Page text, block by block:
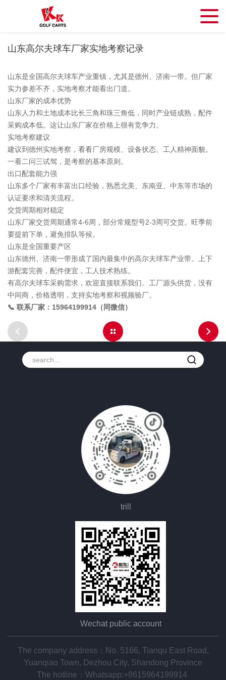
山东高尔夫球车厂家实地考察记录
山东是全国高尔夫球车产业重镇，尤其是德州、济南一带。但厂家
实力参差不齐，实地考察才能看出门道。
山东厂家的成本优势
山东人力和土地成本比长三角和珠三角低，同时产业链成熟，配件
采购成本低。这让山东厂家在价格上很有竞争力。
实地考察建议
建议到德州实地考察，看看厂房规模、设备状态、工人精神面貌。
一看二问三试驾，是考察的基本原则。
出口配套能力强
山东多个厂家有丰富出口经验，熟悉北美、东南亚、中东等市场的
认证要求和清关流程。
交货周期相对稳定
山东厂家交货周期通常4-6周，部分常规型号2-3周可交货。旺季前
要提前下单，避免排队等候。
山东是全国重要产区
山东德州、济南一带形成了国内最集中的高尔夫球车产业带。上下
游配套完善，配件便宜，工人技术熟练。
有高尔夫球车采购需求，欢迎直接联系我们。工厂源头供货，没有
中间商，价格透明，支持实地考察和视频验厂。
📞 联系厂家：15964199914（同微信）
trill
Wechat public account
The company address：No. 5166, Tianqu East Road,
Yuanqiao Town, Dezhou City, Shandong Province
The hotline： Whatsapp:+8615964199914